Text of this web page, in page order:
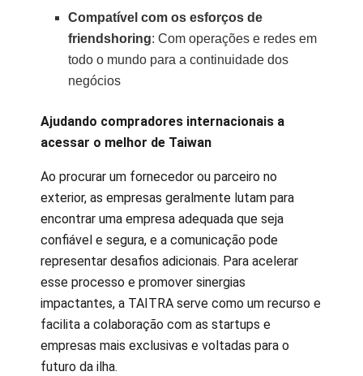
Compatível com os esforços de
friendshoring: Com operações e redes em
todo o mundo para a continuidade dos
negócios
Ajudando compradores internacionais a
acessar o melhor de Taiwan
Ao procurar um fornecedor ou parceiro no
exterior, as empresas geralmente lutam para
encontrar uma empresa adequada que seja
confiável e segura, e a comunicação pode
representar desafios adicionais. Para acelerar
esse processo e promover sinergias
impactantes, a TAITRA serve como um recurso e
facilita a colaboração com as startups e
empresas mais exclusivas e voltadas para o
futuro da ilha.